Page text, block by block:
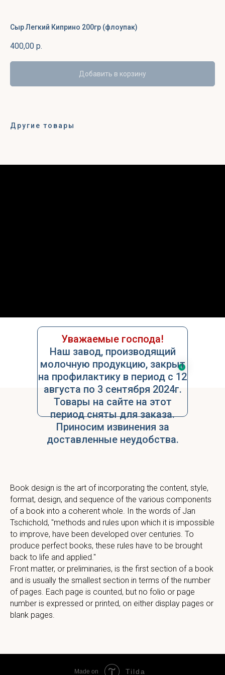
Сыр Легкий Киприно 200гр (флоупак)
400,00 р.
Добавить в корзину
Другие товары
Уважаемые господа!
Наш завод, производящий
молочную продукцию, закрыт
на профилактику в период с 12
августа по 3 сентября 2024г.
Товары на сайте на этот
период сняты для заказа.
Приносим извинения за
доставленные неудобства.
Book design is the art of incorporating the content, style,
format, design, and sequence of the various components
of a book into a coherent whole. In the words of Jan
Tschichold, "methods and rules upon which it is impossible
to improve, have been developed over centuries. To
produce perfect books, these rules have to be brought
back to life and applied."
Front matter, or preliminaries, is the first section of a book
and is usually the smallest section in terms of the number
of pages. Each page is counted, but no folio or page
number is expressed or printed, on either display pages or
blank pages.
Made on Tilda